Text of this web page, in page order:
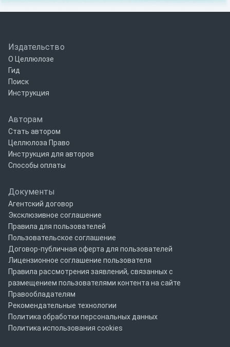
Издательство
О Целлюлозе
Гид
Поиск
Инструкция
Авторам
Стать автором
Целлюлоза Право
Инструкция для авторов
Способы оплаты
Документы
Агентский договор
Эксклюзивное соглашение
Правила для пользователей
Пользовательское соглашение
Договор-публичная оферта для пользователей
Лицензионное соглашение пользователя
Правила рассмотрения заявлений, связанных с
размещением пользователями контента на сайте
Правообладателям
Рекомендательные технологии
Политика обработки персональных данных
Политика использования cookies